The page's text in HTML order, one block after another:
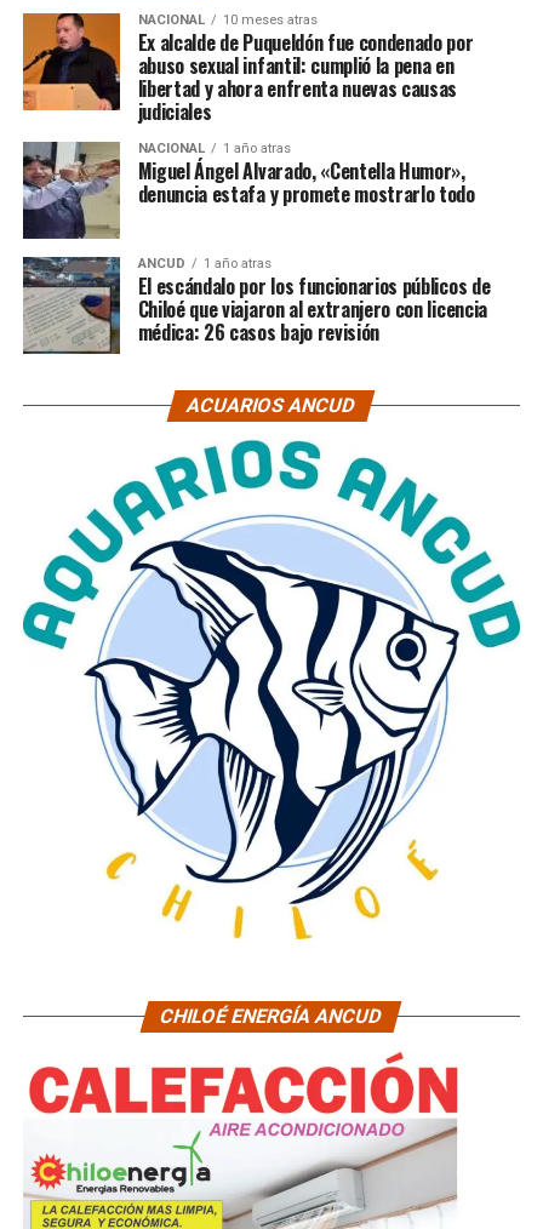
NACIONAL 10 meses atras
Ex alcalde de Puqueldón fue condenado por
abuso sexual infantil: cumplió la pena en
libertad y ahora enfrenta nuevas causas
judiciales
NACIONAL 1 año atras
Miguel Ángel Alvarado, «Centella Humor»,
denuncia estafa y promete mostrarlo todo
ANCUD 1 año atras
El escándalo por los funcionarios públicos de
Chiloé que viajaron al extranjero con licencia
médica: 26 casos bajo revisión
ACUARIOS ANCUD
CHILOÉ ENERGÍA ANCUD